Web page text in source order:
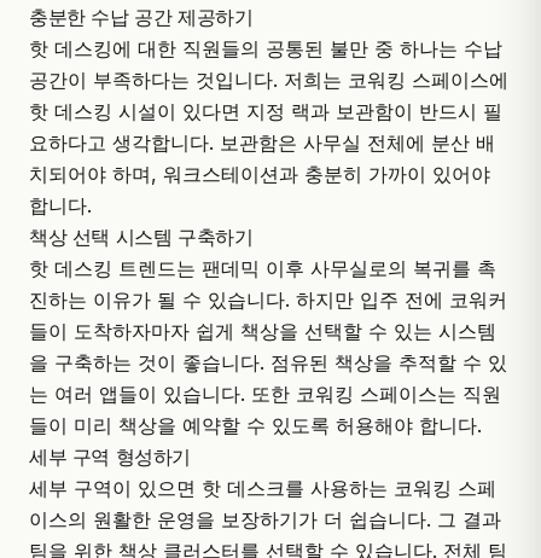
충분한 수납 공간 제공하기
핫 데스킹에 대한 직원들의 공통된 불만 중 하나는 수납
공간이 부족하다는 것입니다. 저희는 코워킹 스페이스에
핫 데스킹 시설이 있다면 지정 랙과 보관함이 반드시 필
요하다고 생각합니다. 보관함은 사무실 전체에 분산 배
치되어야 하며, 워크스테이션과 충분히 가까이 있어야
합니다.
책상 선택 시스템 구축하기
핫 데스킹 트렌드는 팬데믹 이후 사무실로의 복귀를 촉
진하는 이유가 될 수 있습니다. 하지만 입주 전에 코워커
들이 도착하자마자 쉽게 책상을 선택할 수 있는 시스템
을 구축하는 것이 좋습니다. 점유된 책상을 추적할 수 있
는 여러 앱들이 있습니다. 또한 코워킹 스페이스는 직원
들이 미리 책상을 예약할 수 있도록 허용해야 합니다.
세부 구역 형성하기
세부 구역이 있으면 핫 데스크를 사용하는 코워킹 스페
이스의 원활한 운영을 보장하기가 더 쉽습니다. 그 결과
팀을 위한 책상 클러스터를 선택할 수 있습니다. 전체 팀